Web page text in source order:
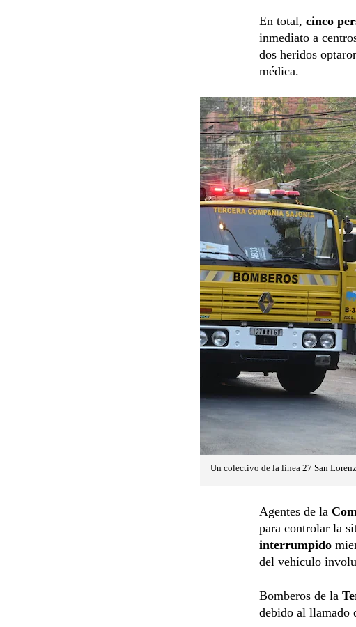
En total, cinco
inmediato a
dos heridos
médica.
Un colectivo de la línea 27 San
Agentes de la
para controlar la
interrumpido
del vehículo
Bomberos de la
debido al llamado